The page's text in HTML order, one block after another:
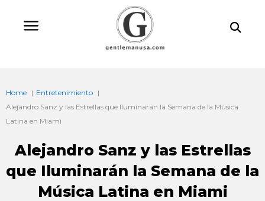
Home
Entretenimiento
Alejandro Sanz y las Estrellas que Iluminarán la Semana de la Música
Latina en Miami
Alejandro Sanz y las Estrellas
que Iluminarán la Semana de la
Música Latina en Miami